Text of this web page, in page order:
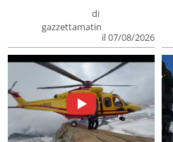
di
gazzettamatin
il 07/08/2026